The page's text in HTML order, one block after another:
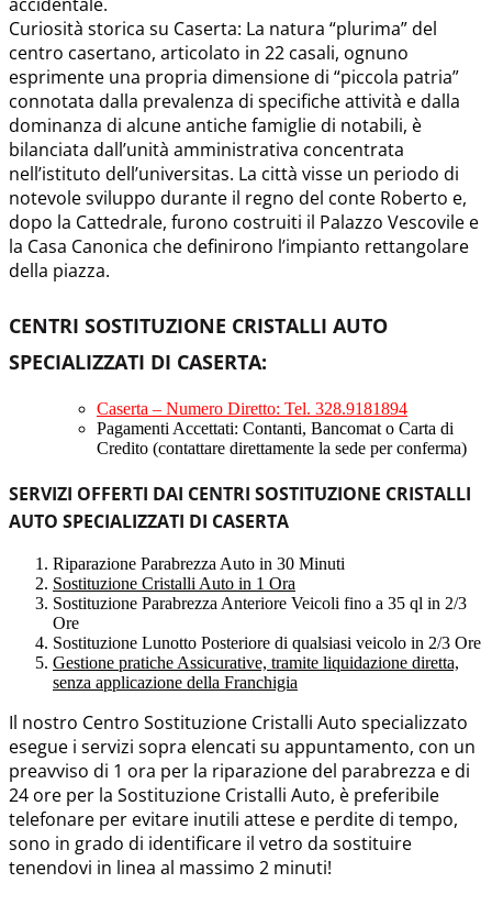
Curiosità storica su Caserta: La natura “plurima” del
centro casertano, articolato in 22 casali, ognuno
esprimente una propria dimensione di “piccola patria”
connotata dalla prevalenza di specifiche attività e dalla
dominanza di alcune antiche famiglie di notabili, è
bilanciata dall’unità amministrativa concentrata
nell’istituto dell’universitas. La città visse un periodo di
notevole sviluppo durante il regno del conte Roberto e,
dopo la Cattedrale, furono costruiti il Palazzo Vescovile e
la Casa Canonica che definirono l’impianto rettangolare
della piazza.
CENTRI SOSTITUZIONE CRISTALLI AUTO
SPECIALIZZATI DI CASERTA:
Caserta – Numero Diretto: Tel. 328.9181894
Pagamenti Accettati: Contanti, Bancomat o Carta di
Credito (contattare direttamente la sede per conferma)
SERVIZI OFFERTI DAI CENTRI SOSTITUZIONE CRISTALLI
AUTO SPECIALIZZATI DI CASERTA
Riparazione Parabrezza Auto in 30 Minuti
Sostituzione Cristalli Auto in 1 Ora
Sostituzione Parabrezza Anteriore Veicoli fino a 35 ql in 2/3
Ore
Sostituzione Lunotto Posteriore di qualsiasi veicolo in 2/3 Ore
Gestione pratiche Assicurative, tramite liquidazione diretta,
senza applicazione della Franchigia
Il nostro Centro Sostituzione Cristalli Auto specializzato
esegue i servizi sopra elencati su appuntamento, con un
preavviso di 1 ora per la riparazione del parabrezza e di
24 ore per la Sostituzione Cristalli Auto, è preferibile
telefonare per evitare inutili attese e perdite di tempo,
sono in grado di identificare il vetro da sostituire
tenendovi in linea al massimo 2 minuti!